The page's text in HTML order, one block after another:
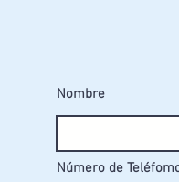
Nombre
Número de